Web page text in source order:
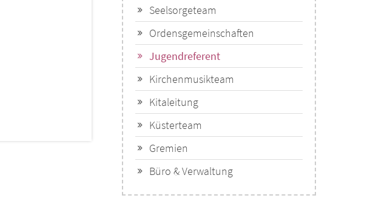
Seelsorgeteam
Ordensgemeinschaften
Jugendreferent
Kirchenmusikteam
Kitaleitung
Küsterteam
Gremien
Büro & Verwaltung